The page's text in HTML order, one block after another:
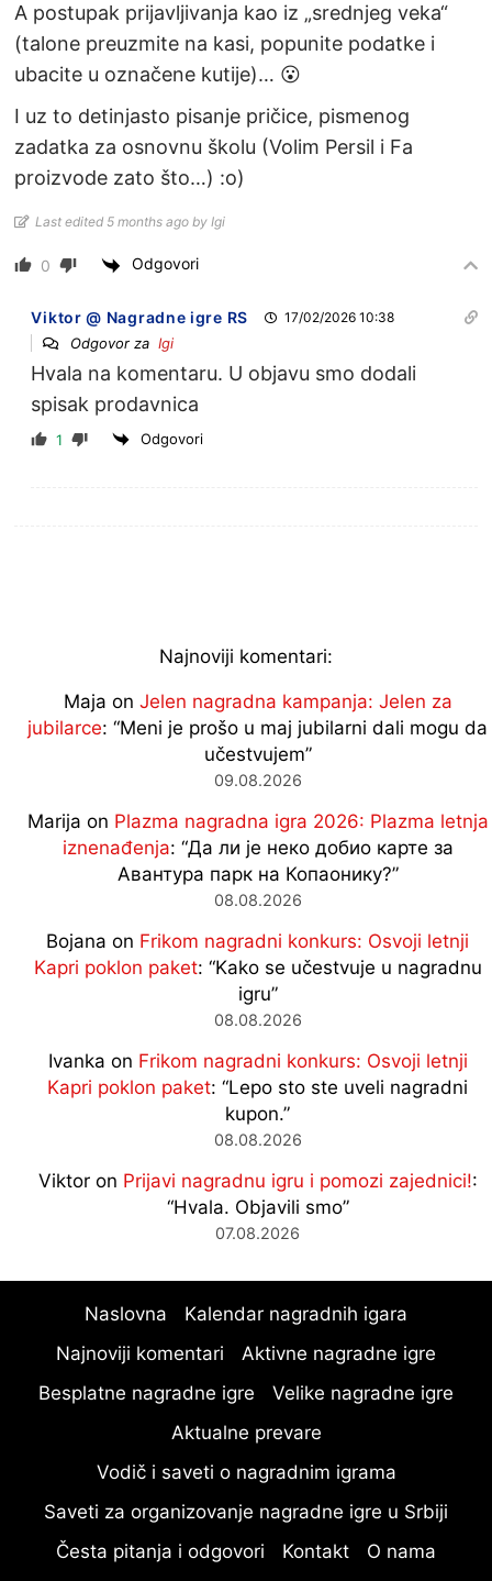
A postupak prijavljivanja kao iz „srednjeg veka“
(talone preuzmite na kasi, popunite podatke i
ubacite u označene kutije)… 😮
I uz to detinjasto pisanje pričice, pismenog
zadatka za osnovnu školu (Volim Persil i Fa
proizvode zato što…) :o)
Last edited 5 months ago by Igi
0 Odgovori
Viktor @ Nagradne igre RS 17/02/2026 10:38
Odgovor zaIgi
Hvala na komentaru. U objavu smo dodali
spisak prodavnica
1 Odgovori
Najnoviji komentari:
Maja on Jelen nagradna kampanja: Jelen za
jubilarce: “Meni je prošo u maj jubilarni dali mogu da
učestvujem”
09.08.2026
Marija on Plazma nagradna igra 2026: Plazma letnja
iznenađenja: “Да ли је неко добио карте за
Авантура парк на Копаонику?”
08.08.2026
Bojana on Frikom nagradni konkurs: Osvoji letnji
Kapri poklon paket: “Kako se učestvuje u nagradnu
igru”
08.08.2026
Ivanka on Frikom nagradni konkurs: Osvoji letnji
Kapri poklon paket: “Lepo sto ste uveli nagradni
kupon.”
08.08.2026
Viktoron Prijavi nagradnu igru i pomozi zajednici!:
“Hvala. Objavili smo”
07.08.2026
Naslovna
Kalendar nagradnih igara
Najnoviji komentari
Aktivne nagradne igre
Besplatne nagradne igre
Velike nagradne igre
Aktualne prevare
Vodič i saveti o nagradnim igrama
Saveti za organizovanje nagradne igre u Srbiji
Česta pitanja i odgovori
Kontakt
O nama